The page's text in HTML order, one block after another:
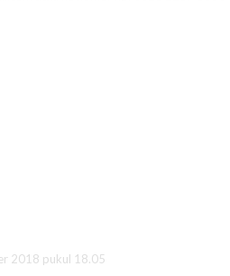
2018 pukul 18.05